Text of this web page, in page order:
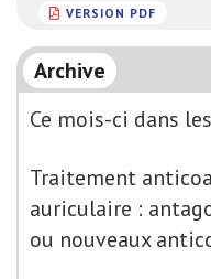
VERSION PDF
Archive
Ce mois-ci dans
Traitement
auriculaire :
ou nouveaux